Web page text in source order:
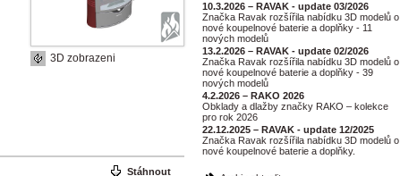
3D zobrazeni
Stáhnout
10.3.2026 – RAVAK - update 03/2026
Značka Ravak rozšířila nabídku 3D modelů o
nové koupelnové baterie a doplňky - 11
nových modelů
13.2.2026 – RAVAK - update 02/2026
Značka Ravak rozšířila nabídku 3D modelů o
nové koupelnové baterie a doplňky - 39
nových modelů
4.2.2026 – RAKO 2026
Obklady a dlažby značky RAKO – kolekce
pro rok 2026
22.12.2025 – RAVAK - update 12/2025
Značka Ravak rozšířila nabídku 3D modelů o
nové koupelnové baterie a doplňky.